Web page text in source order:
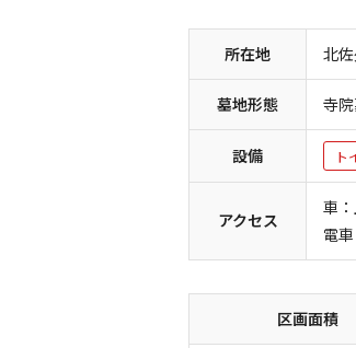
所在地 北
墓地形態 寺
設備 ト
アクセス
車
電
区画面積